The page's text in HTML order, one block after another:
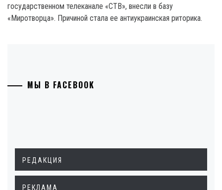
государственном телеканале «СТВ», внесли в базу
«Миротворца». Причиной стала ее антиукраинская риторика.
МЫ В FACEBOOK
РЕДАКЦИЯ
РЕКЛАМА